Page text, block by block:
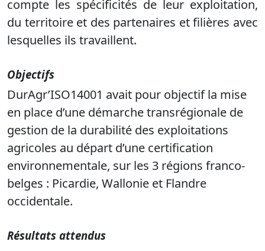
compte les spécificités de leur exploitation,
du territoire et des partenaires et filières avec
lesquelles ils travaillent.
Objectifs
DurAgr’ISO14001 avait pour objectif la mise
en place d’une démarche transrégionale de
gestion de la durabilité des exploitations
agricoles au départ d’une certification
environnementale, sur les 3 régions franco-
belges : Picardie, Wallonie et Flandre
occidentale.
Résultats attendus